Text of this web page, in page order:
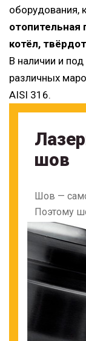
оборудования,
отопительная
котёл,
В наличии и
различных
AISI 316.
шов
Шов —
Поэтому